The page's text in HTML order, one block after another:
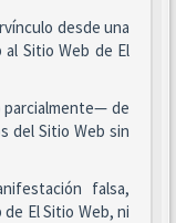
desde una
Sitio Web de El
de
del Sitio Web sin
falsa,
El Sitio Web, ni